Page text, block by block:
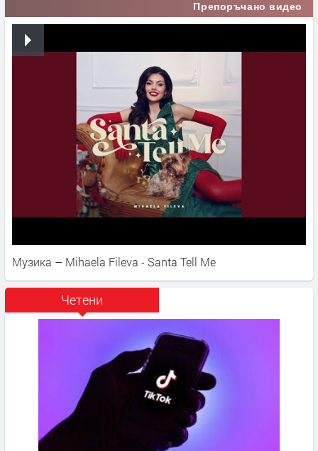
Препоръчано видео
Музика – Mihaela Fileva - Santa Tell Me
Четени